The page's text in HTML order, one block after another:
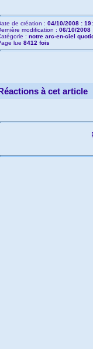
de création : 04/10/2008 :
modification : 06/10/2008
: notre arc-en-ciel
lue 8412 fois
à cet article